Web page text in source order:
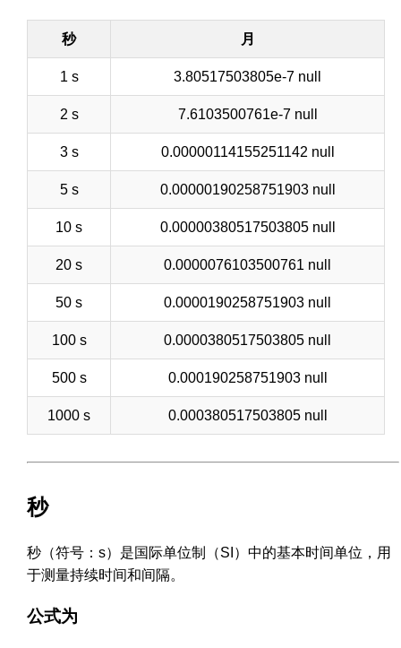
秒 月
1 s 3.80517503805e-7 null
2 s 7.6103500761e-7 null
3 s 0.00000114155251142 null
5 s 0.00000190258751903 null
10 s 0.00000380517503805 null
20 s 0.0000076103500761 null
50 s 0.0000190258751903 null
100 s 0.0000380517503805 null
500 s 0.000190258751903 null
1000 s 0.000380517503805 null
秒
秒（符号：s）是国际单位制（SI）中的基本时间单位，用
于测量持续时间和间隔。
公式为